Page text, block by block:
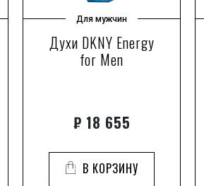
Для мужчин
Духи DKNY Energy
for Men
₽ 18 655
В КОРЗИНУ